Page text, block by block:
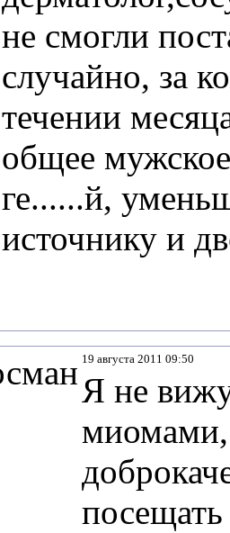
не смогли
случайно, за
течении
общее мужское
ге......й,
источнику и
19 августа 2011 09:50
Я не